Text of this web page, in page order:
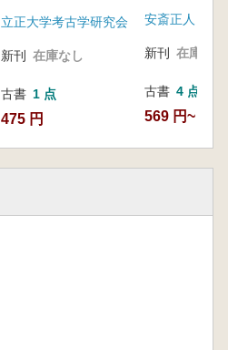
立正大学考古学研究会
新刊 在庫なし
古書 1 点
475 円
安斎正人
新刊 在庫なし
古書 4 点
569 円~